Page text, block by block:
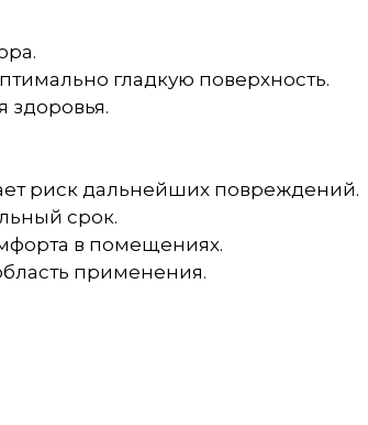
гладкую поверхность.
здоровья.
риск дальнейших повреждений.
срок.
в помещениях.
применения.